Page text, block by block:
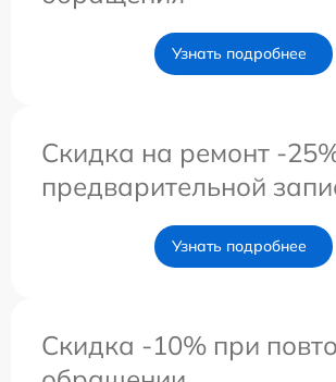
Узнать подробнее
Скидка на ремонт -
предварительной
Узнать подробнее
Скидка -10% при